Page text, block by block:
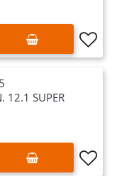
Quantità
12.1 SUPER
Quantità